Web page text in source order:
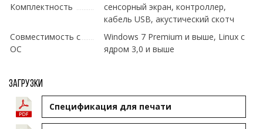
Комплектность
сенсорный экран, контроллер,
кабель USB, акустический скотч
Совместимость с
ОС
Windows 7 Premium и выше, Linux с
ядром 3,0 и выше
Загрузки
Cпецификация для печати